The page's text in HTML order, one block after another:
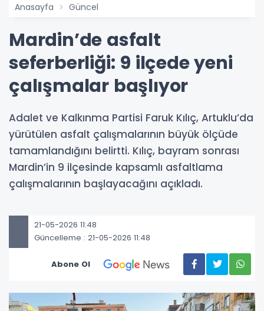
Anasayfa Güncel
Mardin’de asfalt
seferberliği: 9 ilçede yeni
çalışmalar başlıyor
Adalet ve Kalkınma Partisi Faruk Kılıç, Artuklu’da
yürütülen asfalt çalışmalarının büyük ölçüde
tamamlandığını belirtti. Kılıç, bayram sonrası
Mardin’in 9 ilçesinde kapsamlı asfaltlama
çalışmalarının başlayacağını açıkladı.
21-05-2026 11:48
Güncelleme : 21-05-2026 11:48
Abone Ol